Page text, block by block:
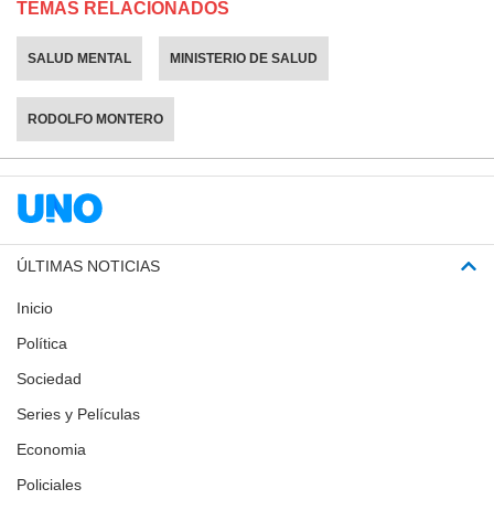
TEMAS RELACIONADOS
SALUD MENTAL MINISTERIO DE SALUD
RODOLFO MONTERO
ÚLTIMAS NOTICIAS
Inicio
Política
Sociedad
Series y Películas
Economia
Policiales